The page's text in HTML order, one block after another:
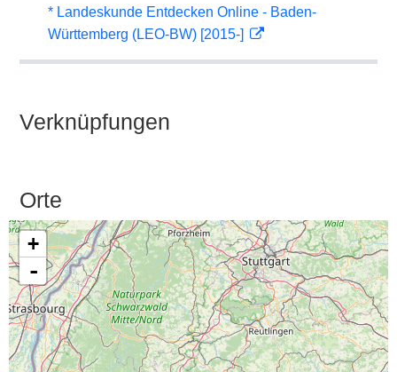
* Landeskunde Entdecken Online - Baden-
Württemberg (LEO-BW) [2015-]
Verknüpfungen
Orte
+
-